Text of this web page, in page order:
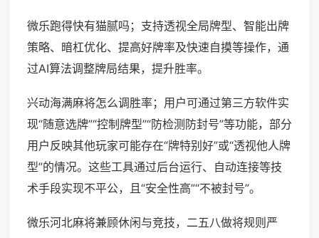
微乐跑得快有猫腻吗；支持透视全局牌型、智能出牌
策略、暗杠优化、提高好牌率及快速自摸等操作，通
过AI算法调整牌局结果，提升胜率。
兴动海满麻将怎么调胜率；用户可通过第三方软件实
现“随意选牌”“控制牌型”“防检测防封号”等功能，部分
用户反映其他玩家可能存在“牌特别好”或“透视他人牌
型”的情况。这些工具通过后台运行、自动连接等技
术手段实现不平公，且“安全性高”“不被封号”。
微乐河北麻将兼顾休闲与竞技，二五八做将规则严